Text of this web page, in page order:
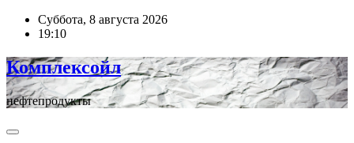
ПерейтиСуббота, 8 августа 2026
19:10
Комплексойл
нефтепродукты